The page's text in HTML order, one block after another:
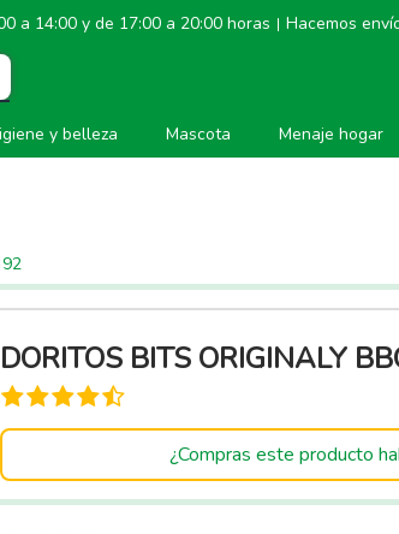
a 14:00 y de 17:00 a 20:00 horas | Hacemos
y belleza Mascota Menaje hogar
DORITOS BITS ORIGINALY
¿Compras este producto